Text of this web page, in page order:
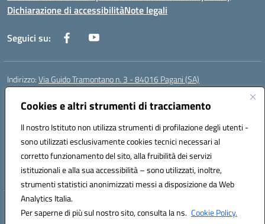
Cookies e altri strumenti di tracciamento
Il nostro Istituto non utilizza strumenti di profilazione degli utenti -
sono utilizzati esclusivamente cookies tecnici necessari al
corretto funzionamento del sito, alla fruibilità dei servizi
istituzionali e alla sua accessibilità – sono utilizzati, inoltre,
strumenti statistici anonimizzati messi a disposizione da Web
Analytics Italia.
Per saperne di più sul nostro sito, consulta la ns. Cookie Policy.
Dichiarazione di accessibilitàNote legali
Seguici su:
Indirizzo:Via Guido Tramontano n. 3 - 84016 Pagani (SA)
Centralino:
Posta elettronica certificata (PEC):saps08000t@pec.istruzione.it
Codice fiscale: 80022400651
Codice meccanografico:SAPS08000T
Codice Indice delle Pubbliche Amministrazioni (IPA): istsc_saps08000t
Codice unico di fatturazione (CUF): UFC29W
Hosting & Powered by 3D Solution S.r.l.